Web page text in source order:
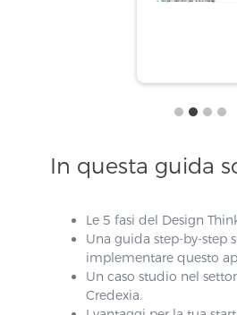
In questa guida
Le 5 fasi del Design
Una guida step-by-step
implementare questo
Un caso studio nel
Credexia.